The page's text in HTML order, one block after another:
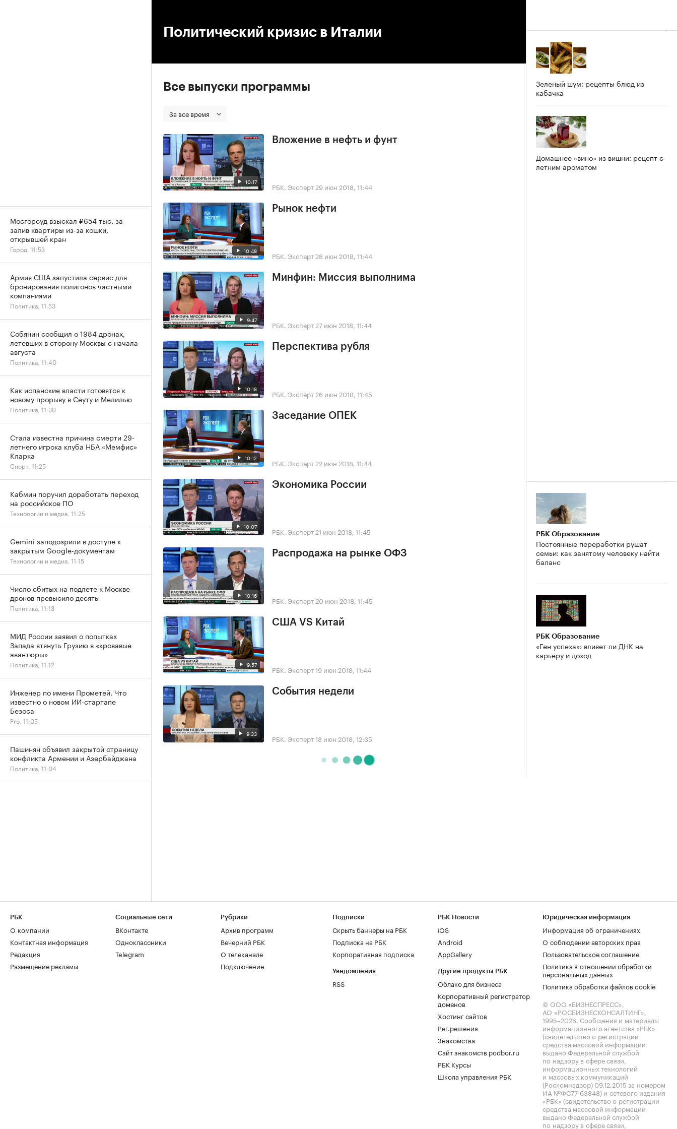
Политический кризис в Италии
Все выпуски программы
За все время
10:17
Вложение в нефть и фунт
РБК. Эксперт 29 июн 2018, 11:44
10:48
Рынок нефти
РБК. Эксперт 28 июн 2018, 11:44
9:47
Минфин: Миссия выполнима
РБК. Эксперт 27 июн 2018, 11:44
10:18
Перспектива рубля
РБК. Эксперт 26 июн 2018, 11:45
10:12
Заседание ОПЕК
РБК. Эксперт 22 июн 2018, 11:44
10:07
Экономика России
РБК. Эксперт 21 июн 2018, 11:45
10:16
Распродажа на рынке ОФЗ
РБК. Эксперт 20 июн 2018, 11:45
9:57
США VS Китай
РБК. Эксперт19 июн 2018, 11:44
9:33
События недели
РБК. Эксперт18 июн 2018, 12:35
Зеленый шум: рецепты блюд из
кабачка
Домашнее «вино» из вишни: рецепт с
летним ароматом
РБК Образование
Постоянные переработки рушат
семьи: как занятому человеку найти
баланс
РБК Образование
«Ген успеха»: влияет ли ДНК на
карьеру и доход
Мосгорсуд взыскал ₽654 тыс. за
залив квартиры из-за кошки,
открывшей кран
Город, 11:53
Армия США запустила сервис для
бронирования полигонов частными
компаниями
Политика, 11:53
Собянин сообщил о 1984 дронах,
летевших в сторону Москвы с начала
августа
Политика, 11:40
Как испанские власти готовятся к
новому прорыву в Сеуту и Мелилью
Политика, 11:30
Стала известна причина смерти 29-
летнего игрока клуба НБА «Мемфис»
Кларка
Спорт, 11:25
Кабмин поручил доработать переход
на российское ПО
Технологии и медиа, 11:25
Gemini заподозрили в доступе к
закрытым Google-документам
Технологии и медиа, 11:15
Число сбитых на подлете к Москве
дронов превысило десять
Политика, 11:13
МИД России заявил о попытках
Запада втянуть Грузию в «кровавые
авантюры»
Политика, 11:12
Инженер по имени Прометей. Что
известно о новом ИИ-стартапе
Безоса
Pro, 11:05
Пашинян объявил закрытой страницу
конфликта Армении и Азербайджана
Политика, 11:04
РБК
О компании
Контактная информация
Редакция
Размещение рекламы
Социальные сети
ВКонтакте
Одноклассники
Telegram
Рубрики
Архив программ
Вечерний РБК
О телеканале
Подключение
Подписки
Скрыть баннеры на РБК
Подписка на РБК
Корпоративная подписка
Уведомления
RSS
РБК Новости
iOS
Android
AppGallery
Другие продукты РБК
Облако для бизнеса
Корпоративный регистратор
доменов
Хостинг сайтов
Рег.решения
Знакомства
Сайт знакомств podbor.ru
РБК Курсы
Школа управления РБК
Юридическая информация
Информация об ограничениях
О соблюдении авторских прав
Пользовательское соглашение
Политика в отношении обработки
персональных данных
Политика обработки файлов cookie
© ООО «БИЗНЕСПРЕСС»,
АО «РОСБИЗНЕСКОНСАЛТИНГ»,
1995–2026. Сообщения и материалы
информационного агентства «РБК»
(свидетельство о регистрации
средства массовой информации
выдано Федеральной службой
по надзору в сфере связи,
информационных технологий
и массовых коммуникаций
(Роскомнадзор) 09.12.2015 за номером
ИА №ФС77-63848) и сетевого издания
«РБК» (свидетельство о регистрации
средства массовой информации
выдано Федеральной службой
по надзору в сфере связи,